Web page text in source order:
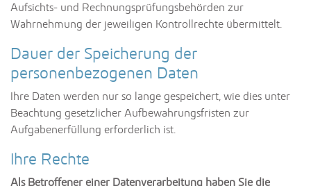
Aufsichts- und Rechnungsprüfungsbehörden zur
Wahrnehmung der jeweiligen Kontrollrechte übermittelt.
Dauer der Speicherung der
personenbezogenen Daten
Ihre Daten werden nur so lange gespeichert, wie dies unter
Beachtung gesetzlicher Aufbewahrungsfristen zur
Aufgabenerfüllung erforderlich ist.
Ihre Rechte
Als Betroffener einer Datenverarbeitung haben Sie die